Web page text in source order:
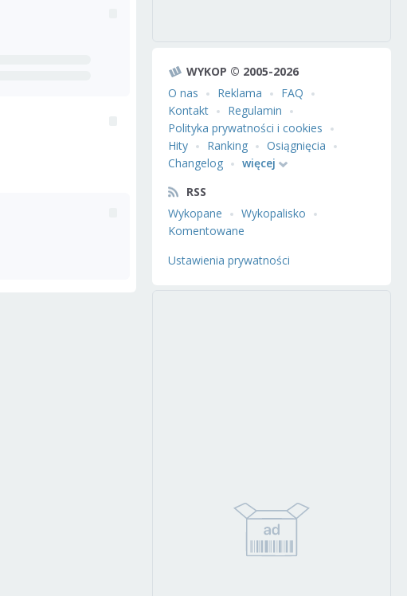
WYKOP © 2005-2026
O nas
Reklama
FAQ
Kontakt
Regulamin
Polityka prywatności i cookies
Hity
Ranking
Osiągnięcia
Changelog
więcej
RSS
Wykopane
Wykopalisko
Komentowane
Ustawienia prywatności